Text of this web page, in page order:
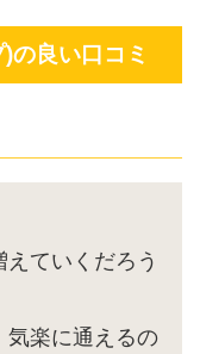
良い口コミ
ていくだろう
気楽に通えるの